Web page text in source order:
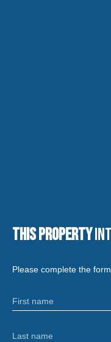
This property
Please complete the
First name
Last name